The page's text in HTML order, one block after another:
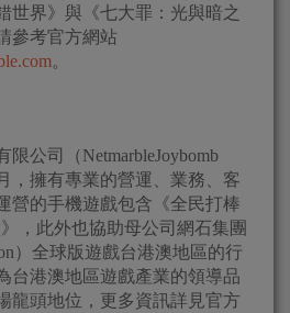
世界》與《七大罪：光與暗之
參考官方網站
。
公司（NetmarbleJoybomb
，擁有專業的營運、業務、客
營的手機遊戲包含《全民打棒
，此外也協助母公司網石集團
）全球版遊戲台港澳地區的行
台港澳地區遊戲產業的領導品
龍頭地位，更多資訊詳見官方